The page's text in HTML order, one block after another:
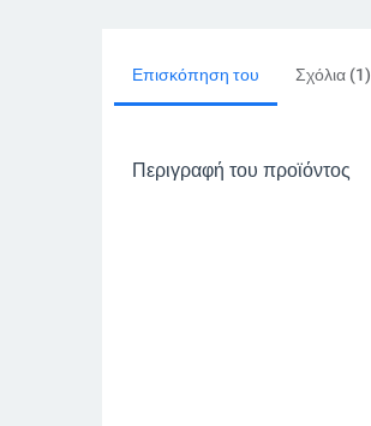
Επισκόπηση του Σχόλια (1)
Περιγραφή του προϊόντος